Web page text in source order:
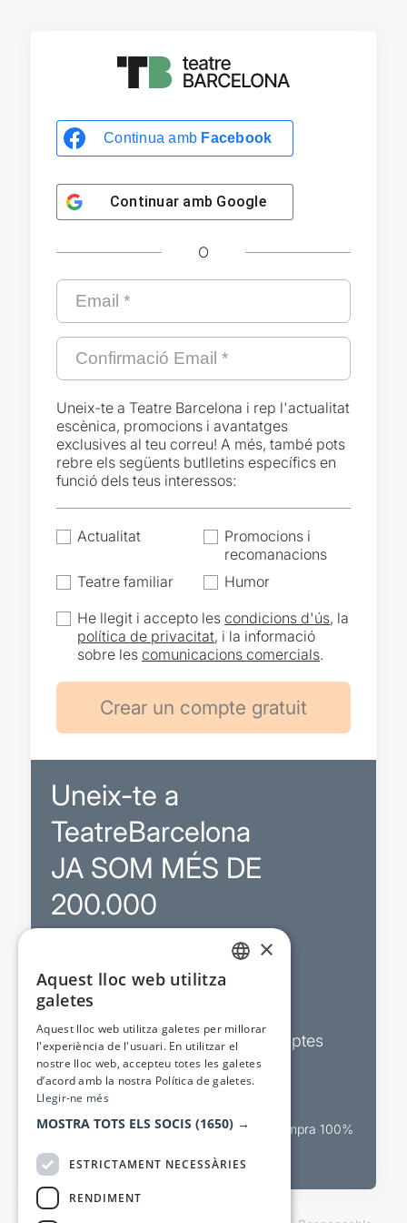
Continua amb Facebook
Continuar amb Google
O
Uneix-te a Teatre Barcelona i rep l'actualitat
escènica, promocions i avantatges
exclusives al teu correu! A més, també pots
rebre els següents butlletins específics en
funció dels teus interessos:
Actualitat
Promocions i
recomanacions
Teatre familiar
Humor
He llegit i accepto lescondicions d'ús, la
política de privacitat, i la informació
sobre lescomunicacions comercials.
Uneix-te a
TeatreBarcelona
JA SOM MÉS DE
200.000
Sortejos exclusius
Butlletins d’actualitat i descomptes
Valora espectacles
Canal oficial de venda teatral Compra 100%
×
Aquest lloc web utilitza
galetes
Aquest lloc web utilitza galetes per millorar
l'experiència de l'usuari. En utilitzar el
nostre lloc web, accepteu totes les galetes
d’acord amb la nostra Política de galetes.
Llegir-ne més
MOSTRA TOTS ELS SOCIS (1650) →
ESTRICTAMENT NECESSÀRIES
RENDIMENT